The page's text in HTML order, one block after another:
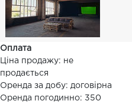
Оплата
Ціна продажу: не
продається
Оренда за добу: договірна
Оренда погодинно: 350